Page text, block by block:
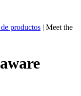
productos | Meet the